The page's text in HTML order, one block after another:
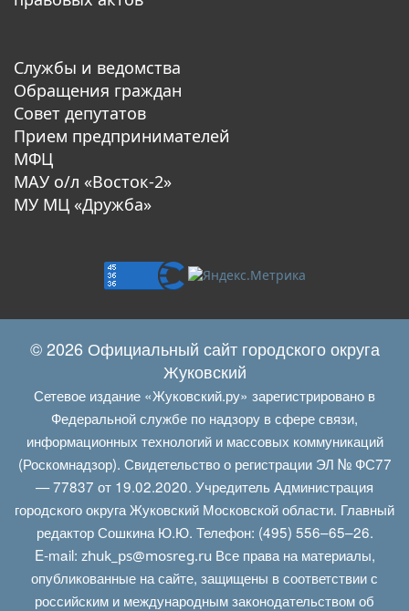
Службы и ведомства
Обращения граждан
Совет депутатов
Прием предпринимателей
МФЦ
МАУ о/л «Восток-2»
МУ МЦ «Дружба»
© 2026 Официальный сайт городского округа
Жуковский
Сетевое издание «Жуковский.ру» зарегистрировано в
Федеральной службе по надзору в сфере связи,
информационных технологий и массовых коммуникаций
(Роскомнадзор). Свидетельство о регистрации ЭЛ № ФС77
— 77837 от 19.02.2020. Учредитель Администрация
городского округа Жуковский Московской области. Главный
редактор Сошкина Ю.Ю. Телефон: (495) 556–65–26.
E‑mail: zhuk_ps@mosreg.ruВсе права на материалы,
опубликованные на сайте, защищены в соответствии с
российским и международным законодательством об